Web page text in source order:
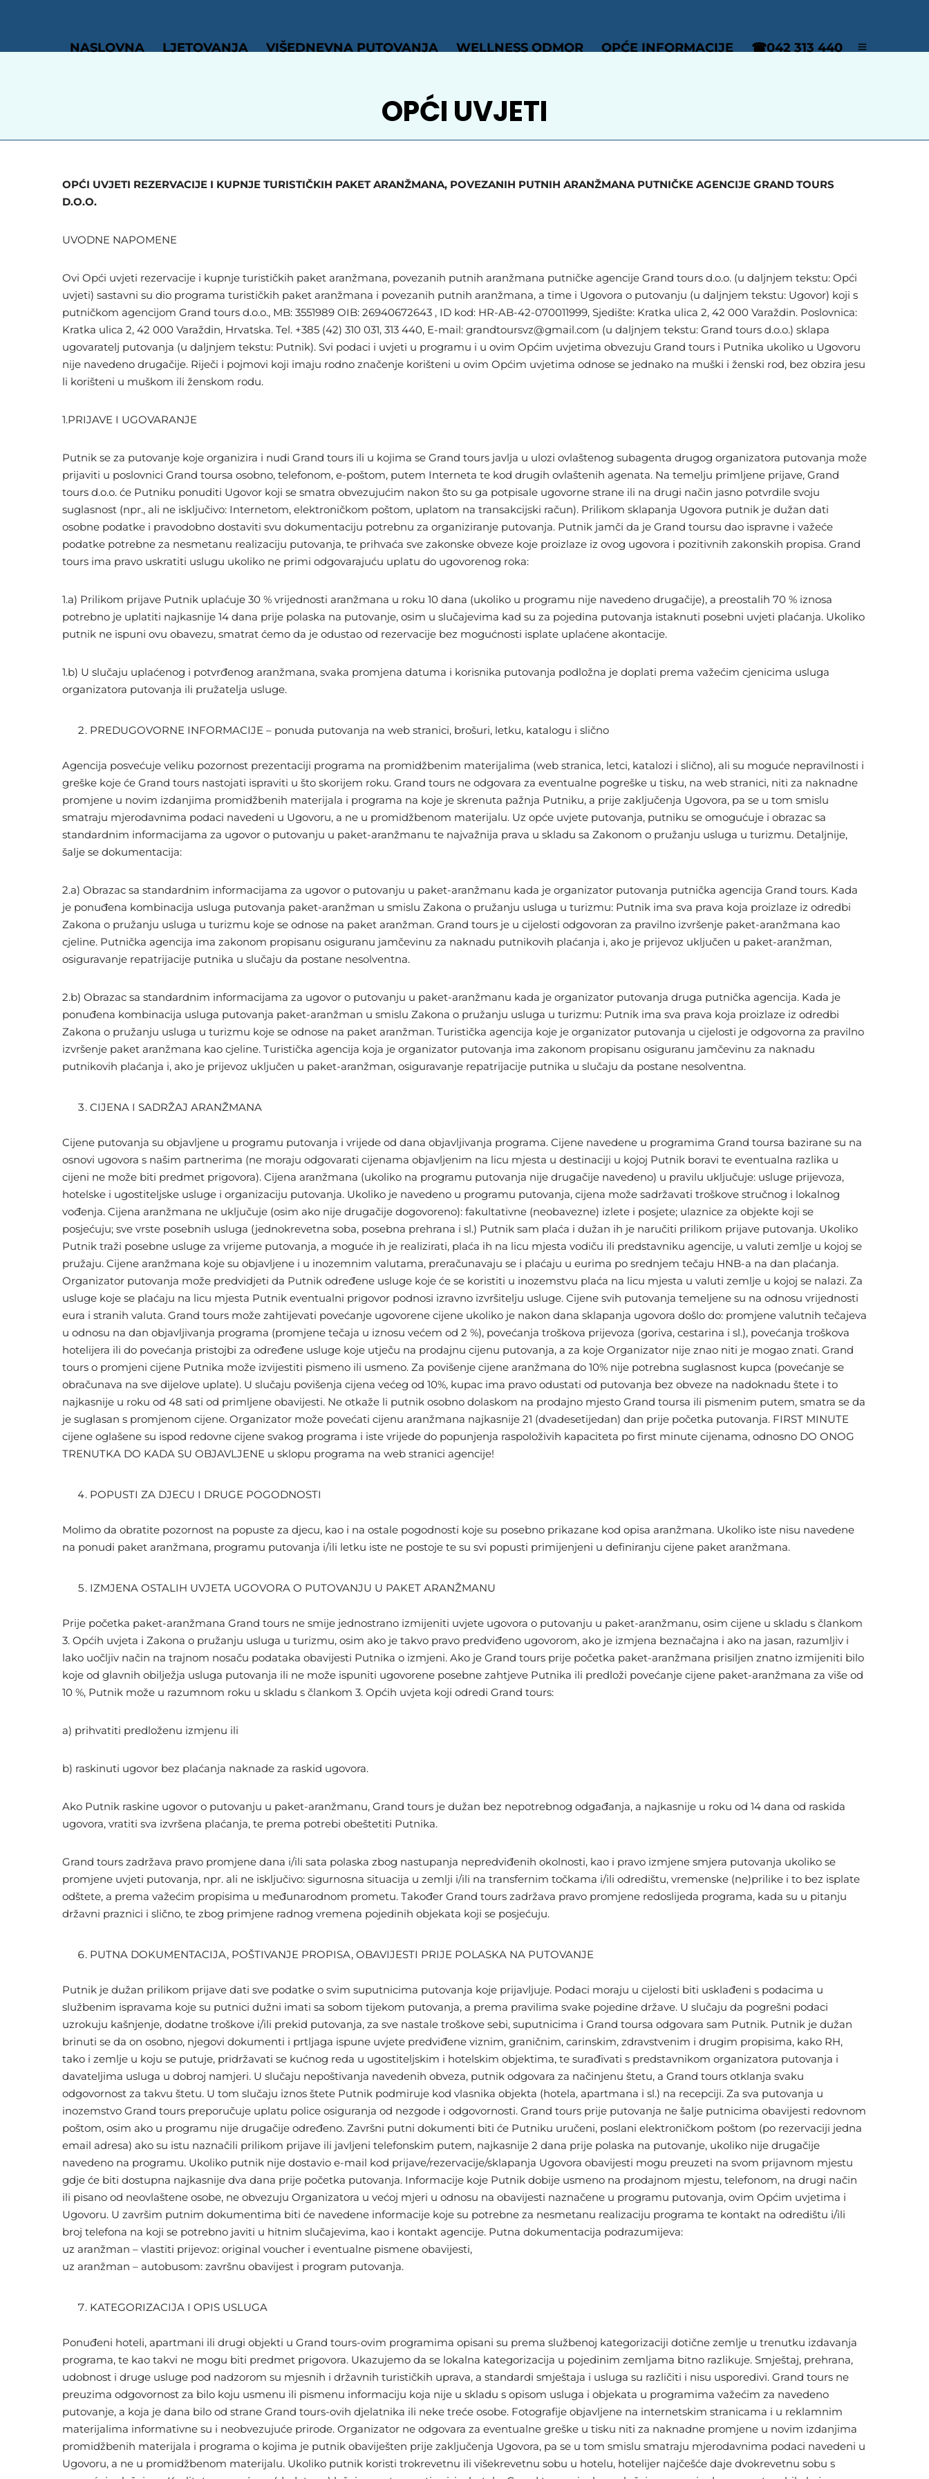
NASLOVNA LJETOVANJA VIŠEDNEVNA PUTOVANJA WELLNESS ODMOR OPĆE INFORMACIJE ☎042 313 440
OPĆI UVJETI
OPĆI UVJETI REZERVACIJE I KUPNJE TURISTIČKIH PAKET ARANŽMANA, POVEZANIH PUTNIH ARANŽMANA PUTNIČKE AGENCIJE GRAND TOURS
D.O.O.
UVODNE NAPOMENE
Ovi Opći uvjeti rezervacije i kupnje turističkih paket aranžmana, povezanih putnih aranžmana putničke agencije Grand tours d.o.o. (u daljnjem tekstu: Opći
uvjeti) sastavni su dio programa turističkih paket aranžmana i povezanih putnih aranžmana, a time i Ugovora o putovanju (u daljnjem tekstu: Ugovor) koji s
putničkom agencijom Grand tours d.o.o., MB: 3551989 OIB: 26940672643 , ID kod: HR-AB-42-070011999, Sjedište: Kratka ulica 2, 42 000 Varaždin. Poslovnica:
Kratka ulica 2, 42 000 Varaždin, Hrvatska. Tel. +385 (42) 310 031, 313 440, E-mail: grandtoursvz@gmail.com (u daljnjem tekstu: Grand tours d.o.o.) sklapa
ugovaratelj putovanja (u daljnjem tekstu: Putnik). Svi podaci i uvjeti u programu i u ovim Općim uvjetima obvezuju Grand tours i Putnika ukoliko u Ugovoru
nije navedeno drugačije. Riječi i pojmovi koji imaju rodno značenje korišteni u ovim Općim uvjetima odnose se jednako na muški i ženski rod, bez obzira jesu
li korišteni u muškom ili ženskom rodu.
1.PRIJAVE I UGOVARANJE
Putnik se za putovanje koje organizira i nudi Grand tours ili u kojima se Grand tours javlja u ulozi ovlaštenog subagenta drugog organizatora putovanja može
prijaviti u poslovnici Grand toursa osobno, telefonom, e-poštom, putem Interneta te kod drugih ovlaštenih agenata. Na temelju primljene prijave, Grand
tours d.o.o. će Putniku ponuditi Ugovor koji se smatra obvezujućim nakon što su ga potpisale ugovorne strane ili na drugi način jasno potvrdile svoju
suglasnost (npr., ali ne isključivo: Internetom, elektroničkom poštom, uplatom na transakcijski račun). Prilikom sklapanja Ugovora putnik je dužan dati
osobne podatke i pravodobno dostaviti svu dokumentaciju potrebnu za organiziranje putovanja. Putnik jamči da je Grand toursu dao ispravne i važeće
podatke potrebne za nesmetanu realizaciju putovanja, te prihvaća sve zakonske obveze koje proizlaze iz ovog ugovora i pozitivnih zakonskih propisa. Grand
tours ima pravo uskratiti uslugu ukoliko ne primi odgovarajuću uplatu do ugovorenog roka:
1.a) Prilikom prijave Putnik uplaćuje 30 % vrijednosti aranžmana u roku 10 dana (ukoliko u programu nije navedeno drugačije), a preostalih 70 % iznosa
potrebno je uplatiti najkasnije 14 dana prije polaska na putovanje, osim u slučajevima kad su za pojedina putovanja istaknuti posebni uvjeti plaćanja. Ukoliko
putnik ne ispuni ovu obavezu, smatrat ćemo da je odustao od rezervacije bez mogućnosti isplate uplaćene akontacije.
1.b) U slučaju uplaćenog i potvrđenog aranžmana, svaka promjena datuma i korisnika putovanja podložna je doplati prema važećim cjenicima usluga
organizatora putovanja ili pružatelja usluge.
PREDUGOVORNE INFORMACIJE – ponuda putovanja na web stranici, brošuri, letku, katalogu i slično
Agencija posvećuje veliku pozornost prezentaciji programa na promidžbenim materijalima (web stranica, letci, katalozi i slično), ali su moguće nepravilnosti i
greške koje će Grand tours nastojati ispraviti u što skorijem roku. Grand tours ne odgovara za eventualne pogreške u tisku, na web stranici, niti za naknadne
promjene u novim izdanjima promidžbenih materijala i programa na koje je skrenuta pažnja Putniku, a prije zaključenja Ugovora, pa se u tom smislu
smatraju mjerodavnima podaci navedeni u Ugovoru, a ne u promidžbenom materijalu. Uz opće uvjete putovanja, putniku se omogućuje i obrazac sa
standardnim informacijama za ugovor o putovanju u paket-aranžmanu te najvažnija prava u skladu sa Zakonom o pružanju usluga u turizmu. Detaljnije,
šalje se dokumentacija:
2.a) Obrazac sa standardnim informacijama za ugovor o putovanju u paket-aranžmanu kada je organizator putovanja putnička agencija Grand tours. Kada
je ponuđena kombinacija usluga putovanja paket-aranžman u smislu Zakona o pružanju usluga u turizmu: Putnik ima sva prava koja proizlaze iz odredbi
Zakona o pružanju usluga u turizmu koje se odnose na paket aranžman. Grand tours je u cijelosti odgovoran za pravilno izvršenje paket-aranžmana kao
cjeline. Putnička agencija ima zakonom propisanu osiguranu jamčevinu za naknadu putnikovih plaćanja i, ako je prijevoz uključen u paket-aranžman,
osiguravanje repatrijacije putnika u slučaju da postane nesolventna.
2.b) Obrazac sa standardnim informacijama za ugovor o putovanju u paket-aranžmanu kada je organizator putovanja druga putnička agencija. Kada je
ponuđena kombinacija usluga putovanja paket-aranžman u smislu Zakona o pružanju usluga u turizmu: Putnik ima sva prava koja proizlaze iz odredbi
Zakona o pružanju usluga u turizmu koje se odnose na paket aranžman. Turistička agencija koje je organizator putovanja u cijelosti je odgovorna za pravilno
izvršenje paket aranžmana kao cjeline. Turistička agencija koja je organizator putovanja ima zakonom propisanu osiguranu jamčevinu za naknadu
putnikovih plaćanja i, ako je prijevoz uključen u paket-aranžman, osiguravanje repatrijacije putnika u slučaju da postane nesolventna.
CIJENA I SADRŽAJ ARANŽMANA
Cijene putovanja su objavljene u programu putovanja i vrijede od dana objavljivanja programa. Cijene navedene u programima Grand toursa bazirane su na
osnovi ugovora s našim partnerima (ne moraju odgovarati cijenama objavljenim na licu mjesta u destinaciji u kojoj Putnik boravi te eventualna razlika u
cijeni ne može biti predmet prigovora). Cijena aranžmana (ukoliko na programu putovanja nije drugačije navedeno) u pravilu uključuje: usluge prijevoza,
hotelske i ugostiteljske usluge i organizaciju putovanja. Ukoliko je navedeno u programu putovanja, cijena može sadržavati troškove stručnog i lokalnog
vođenja. Cijena aranžmana ne uključuje (osim ako nije drugačije dogovoreno): fakultativne (neobavezne) izlete i posjete; ulaznice za objekte koji se
posjećuju; sve vrste posebnih usluga (jednokrevetna soba, posebna prehrana i sl.) Putnik sam plaća i dužan ih je naručiti prilikom prijave putovanja. Ukoliko
Putnik traži posebne usluge za vrijeme putovanja, a moguće ih je realizirati, plaća ih na licu mjesta vodiču ili predstavniku agencije, u valuti zemlje u kojoj se
pružaju. Cijene aranžmana koje su objavljene i u inozemnim valutama, preračunavaju se i plaćaju u eurima po srednjem tečaju HNB-a na dan plaćanja.
Organizator putovanja može predvidjeti da Putnik određene usluge koje će se koristiti u inozemstvu plaća na licu mjesta u valuti zemlje u kojoj se nalazi. Za
usluge koje se plaćaju na licu mjesta Putnik eventualni prigovor podnosi izravno izvršitelju usluge. Cijene svih putovanja temeljene su na odnosu vrijednosti
eura i stranih valuta. Grand tours može zahtijevati povećanje ugovorene cijene ukoliko je nakon dana sklapanja ugovora došlo do: promjene valutnih tečajeva
u odnosu na dan objavljivanja programa (promjene tečaja u iznosu većem od 2 %), povećanja troškova prijevoza (goriva, cestarina i sl.), povećanja troškova
hotelijera ili do povećanja pristojbi za određene usluge koje utječu na prodajnu cijenu putovanja, a za koje Organizator nije znao niti je mogao znati. Grand
tours o promjeni cijene Putnika može izvijestiti pismeno ili usmeno. Za povišenje cijene aranžmana do 10% nije potrebna suglasnost kupca (povećanje se
obračunava na sve dijelove uplate). U slučaju povišenja cijena većeg od 10%, kupac ima pravo odustati od putovanja bez obveze na nadoknadu štete i to
najkasnije u roku od 48 sati od primljene obavijesti. Ne otkaže li putnik osobno dolaskom na prodajno mjesto Grand toursa ili pismenim putem, smatra se da
je suglasan s promjenom cijene. Organizator može povećati cijenu aranžmana najkasnije 21 (dvadesetijedan) dan prije početka putovanja. FIRST MINUTE
cijene oglašene su ispod redovne cijene svakog programa i iste vrijede do popunjenja raspoloživih kapaciteta po first minute cijenama, odnosno DO ONOG
TRENUTKA DO KADA SU OBJAVLJENE u sklopu programa na web stranici agencije!
POPUSTI ZA DJECU I DRUGE POGODNOSTI
Molimo da obratite pozornost na popuste za djecu, kao i na ostale pogodnosti koje su posebno prikazane kod opisa aranžmana. Ukoliko iste nisu navedene
na ponudi paket aranžmana, programu putovanja i/ili letku iste ne postoje te su svi popusti primijenjeni u definiranju cijene paket aranžmana.
IZMJENA OSTALIH UVJETA UGOVORA O PUTOVANJU U PAKET ARANŽMANU
Prije početka paket-aranžmana Grand tours ne smije jednostrano izmijeniti uvjete ugovora o putovanju u paket-aranžmanu, osim cijene u skladu s člankom
3. Općih uvjeta i Zakona o pružanju usluga u turizmu, osim ako je takvo pravo predviđeno ugovorom, ako je izmjena beznačajna i ako na jasan, razumljiv i
lako uočljiv način na trajnom nosaču podataka obavijesti Putnika o izmjeni. Ako je Grand tours prije početka paket-aranžmana prisiljen znatno izmijeniti bilo
koje od glavnih obilježja usluga putovanja ili ne može ispuniti ugovorene posebne zahtjeve Putnika ili predloži povećanje cijene paket-aranžmana za više od
10 %, Putnik može u razumnom roku u skladu s člankom 3. Općih uvjeta koji odredi Grand tours:
a) prihvatiti predloženu izmjenu ili
b) raskinuti ugovor bez plaćanja naknade za raskid ugovora.
Ako Putnik raskine ugovor o putovanju u paket-aranžmanu, Grand tours je dužan bez nepotrebnog odgađanja, a najkasnije u roku od 14 dana od raskida
ugovora, vratiti sva izvršena plaćanja, te prema potrebi obeštetiti Putnika.
Grand tours zadržava pravo promjene dana i/ili sata polaska zbog nastupanja nepredviđenih okolnosti, kao i pravo izmjene smjera putovanja ukoliko se
promjene uvjeti putovanja, npr. ali ne isključivo: sigurnosna situacija u zemlji i/ili na transfernim točkama i/ili odredištu, vremenske (ne)prilike i to bez isplate
odštete, a prema važećim propisima u međunarodnom prometu. Također Grand tours zadržava pravo promjene redoslijeda programa, kada su u pitanju
državni praznici i slično, te zbog primjene radnog vremena pojedinih objekata koji se posjećuju.
PUTNA DOKUMENTACIJA, POŠTIVANJE PROPISA, OBAVIJESTI PRIJE POLASKA NA PUTOVANJE
Putnik je dužan prilikom prijave dati sve podatke o svim suputnicima putovanja koje prijavljuje. Podaci moraju u cijelosti biti usklađeni s podacima u
službenim ispravama koje su putnici dužni imati sa sobom tijekom putovanja, a prema pravilima svake pojedine države. U slučaju da pogrešni podaci
uzrokuju kašnjenje, dodatne troškove i/ili prekid putovanja, za sve nastale troškove sebi, suputnicima i Grand toursa odgovara sam Putnik. Putnik je dužan
brinuti se da on osobno, njegovi dokumenti i prtljaga ispune uvjete predviđene viznim, graničnim, carinskim, zdravstvenim i drugim propisima, kako RH,
tako i zemlje u koju se putuje, pridržavati se kućnog reda u ugostiteljskim i hotelskim objektima, te surađivati s predstavnikom organizatora putovanja i
davateljima usluga u dobroj namjeri. U slučaju nepoštivanja navedenih obveza, putnik odgovara za načinjenu štetu, a Grand tours otklanja svaku
odgovornost za takvu štetu. U tom slučaju iznos štete Putnik podmiruje kod vlasnika objekta (hotela, apartmana i sl.) na recepciji. Za sva putovanja u
inozemstvo Grand tours preporučuje uplatu police osiguranja od nezgode i odgovornosti. Grand tours prije putovanja ne šalje putnicima obavijesti redovnom
poštom, osim ako u programu nije drugačije određeno. Završni putni dokumenti biti će Putniku uručeni, poslani elektroničkom poštom (po rezervaciji jedna
email adresa) ako su istu naznačili prilikom prijave ili javljeni telefonskim putem, najkasnije 2 dana prije polaska na putovanje, ukoliko nije drugačije
navedeno na programu. Ukoliko putnik nije dostavio e-mail kod prijave/rezervacije/sklapanja Ugovora obavijesti mogu preuzeti na svom prijavnom mjestu
gdje će biti dostupna najkasnije dva dana prije početka putovanja. Informacije koje Putnik dobije usmeno na prodajnom mjestu, telefonom, na drugi način
ili pisano od neovlaštene osobe, ne obvezuju Organizatora u većoj mjeri u odnosu na obavijesti naznačene u programu putovanja, ovim Općim uvjetima i
Ugovoru. U završim putnim dokumentima biti će navedene informacije koje su potrebne za nesmetanu realizaciju programa te kontakt na odredištu i/ili
broj telefona na koji se potrebno javiti u hitnim slučajevima, kao i kontakt agencije. Putna dokumentacija podrazumijeva:
uz aranžman – vlastiti prijevoz: original voucher i eventualne pismene obavijesti,
uz aranžman – autobusom: završnu obavijest i program putovanja.
KATEGORIZACIJA I OPIS USLUGA
Ponuđeni hoteli, apartmani ili drugi objekti u Grand tours-ovim programima opisani su prema službenoj kategorizaciji dotične zemlje u trenutku izdavanja
programa, te kao takvi ne mogu biti predmet prigovora. Ukazujemo da se lokalna kategorizacija u pojedinim zemljama bitno razlikuje. Smještaj, prehrana,
udobnost i druge usluge pod nadzorom su mjesnih i državnih turističkih uprava, a standardi smještaja i usluga su različiti i nisu usporedivi. Grand tours ne
preuzima odgovornost za bilo koju usmenu ili pismenu informaciju koja nije u skladu s opisom usluga i objekata u programima važećim za navedeno
putovanje, a koja je dana bilo od strane Grand tours-ovih djelatnika ili neke treće osobe. Fotografije objavljene na internetskim stranicama i u reklamnim
materijalima informativne su i neobvezujuće prirode. Organizator ne odgovara za eventualne greške u tisku niti za naknadne promjene u novim izdanjima
promidžbenih materijala i programa o kojima je putnik obaviješten prije zaključenja Ugovora, pa se u tom smislu smatraju mjerodavnima podaci navedeni u
Ugovoru, a ne u promidžbenom materijalu. Ukoliko putnik koristi trokrevetnu ili višekrevetnu sobu u hotelu, hotelijer najčešće daje dvokrevetnu sobu s